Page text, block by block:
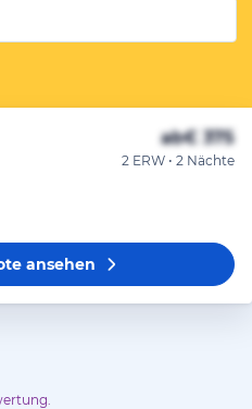
ab€ 375
2 ERW • 2 Nächte
ansehen